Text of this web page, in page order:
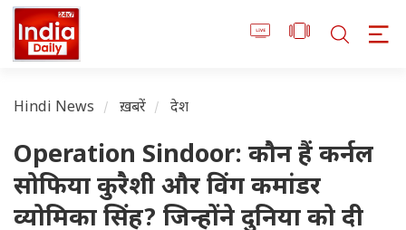
Hindi News ख़बरें देश
Operation Sindoor: कौन हैं कर्नल
सोफिया कुरैशी और विंग कमांडर
व्योमिका सिंह? जिन्होंने दुनिया को दी